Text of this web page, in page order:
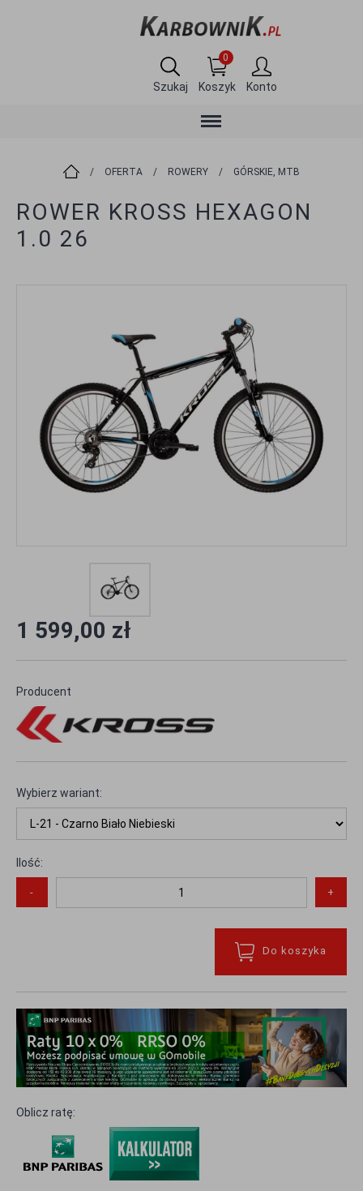
Szukaj
0
Koszyk Konto
/ OFERTA / ROWERY / GÓRSKIE, MTB
ROWER KROSS HEXAGON
1.0 26
1 599,00 zł
Producent
Wybierz wariant:
Ilość:
- +
Do koszyka
Oblicz ratę: